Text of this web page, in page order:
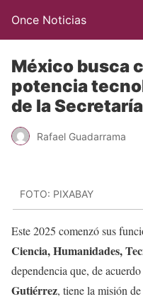
Once Noticias
México busca
potencia
de la
Rafael Guadarrama
FOTO: PIXABAY
Este 2025 comenzó sus
Ciencia, Humanidades,
dependencia que, de
Gutiérrez, tiene la misión